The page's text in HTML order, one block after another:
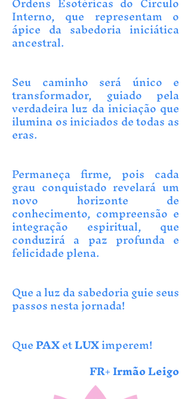
Interno, que representam o
ápice da sabedoria iniciática
ancestral.
Seu caminho será único e
transformador, guiado pela
verdadeira luz da iniciação que
ilumina os iniciados de todas as
eras.
Permaneça firme, pois cada
grau conquistado revelará um
novo horizonte de
conhecimento, compreensão e
integração espiritual, que
conduzirá a paz profunda e
felicidade plena.
Que a luz da sabedoria guie seus
passos nesta jornada!
QuePAXetLUXimperem!
FR+ Irmão Leigo